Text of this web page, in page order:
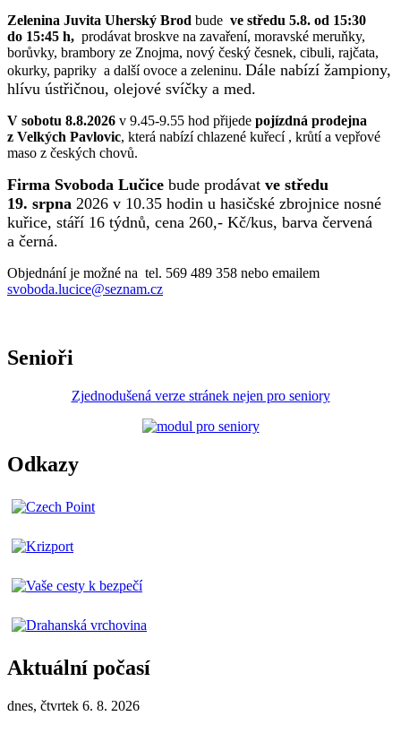
Zelenina Juvita Uherský Brod bude ve středu 5.8. od 15:30
do 15:45 h, prodávat broskve na zavaření, moravské meruňky,
borůvky, brambory ze Znojma, nový český česnek, cibuli, rajčata,
okurky, papriky a další ovoce a zeleninu. Dále nabízí žampiony,
hlívu ústřičnou, olejové svíčky a med.
V sobotu 8.8.2026 v 9.45-9.55 hod přijede pojízdná prodejna
z Velkých Pavlovic, která nabízí chlazené kuřecí , krůtí a vepřové
maso z českých chovů.
Firma Svoboda Lučice bude prodávat ve středu
19. srpna 2026 v 10.35 hodin u hasičské zbrojnice nosné
kuřice, stáří 16 týdnů, cena 260,- Kč/kus, barva červená
a černá.
Objednání je možné na tel. 569 489 358 nebo emailem
svoboda.lucice@seznam.cz
Senioři
Zjednodušená verze stránek nejen pro seniory
Odkazy
Aktuální počasí
dnes, čtvrtek 6. 8. 2026